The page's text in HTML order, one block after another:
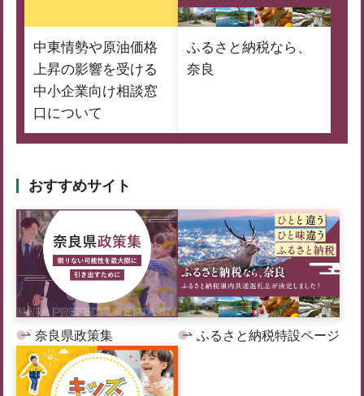
中東情勢や原油価格
上昇の影響を受ける
中小企業向け相談窓
口について
ふるさと納税なら、
奈良
おすすめサイト
奈良県政策集 ふるさと納税特設ページ